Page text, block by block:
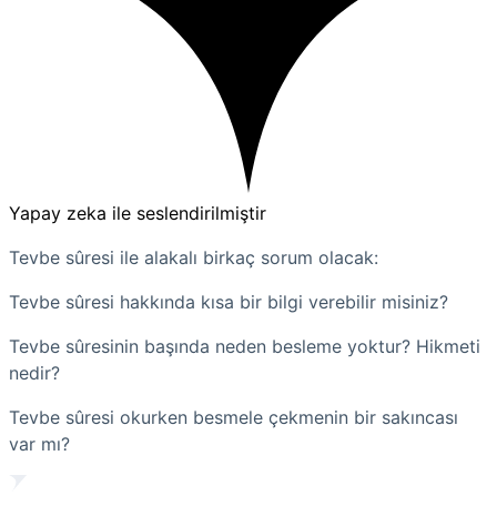
Yapay zeka ile seslendirilmiştir
Tevbe sûresi ile alakalı birkaç sorum olacak:
Tevbe sûresi hakkında kısa bir bilgi verebilir misiniz?
Tevbe sûresinin başında neden besleme yoktur? Hikmeti
nedir?
Tevbe sûresi okurken besmele çekmenin bir sakıncası
var mı?